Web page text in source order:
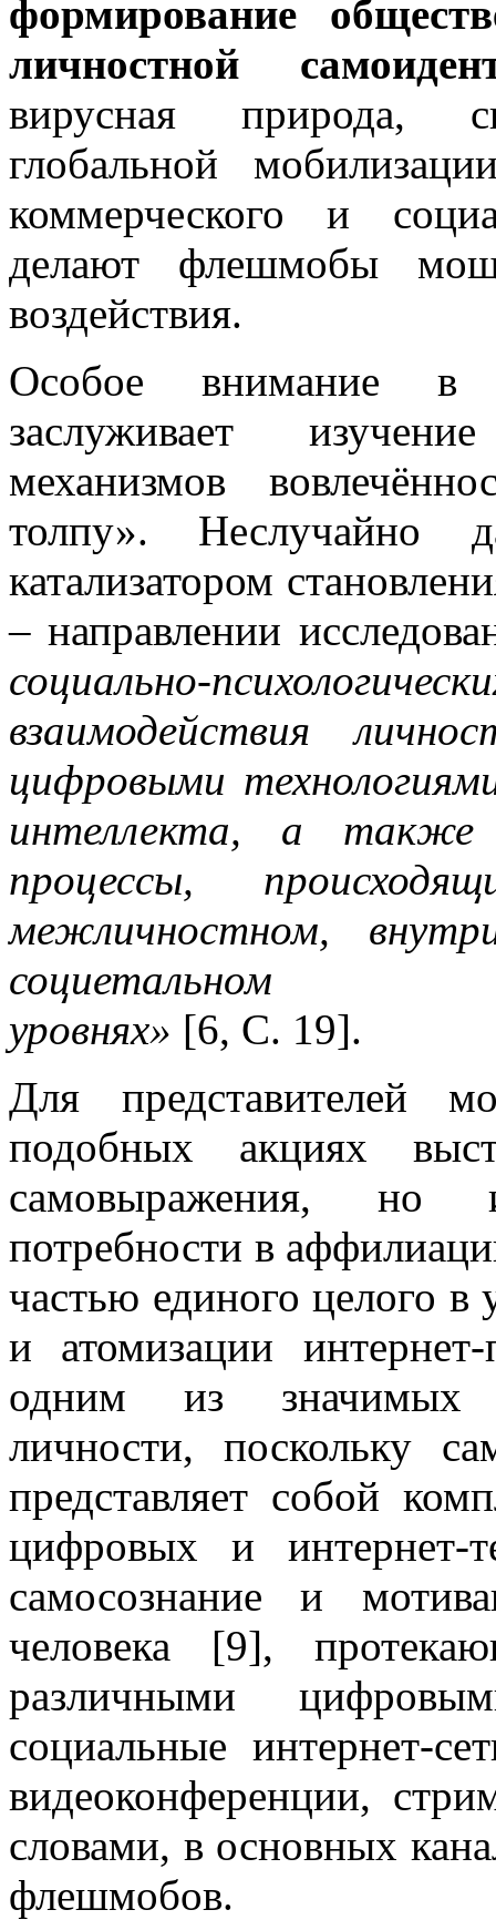
формирование
личностной
вирусная природа,
глобальной
коммерческого и
делают флешмобы
воздействия.
Особое внимание в
заслуживает
механизмов
толпу». Неслучайно
катализатором
– направлении
социально-
взаимодействия
цифровыми
интеллекта, а также
процессы,
межличностном,
социетальном
уровнях» [6, С. 19].
Для представителей
подобных акциях
самовыражения, но
потребности в
частью единого целого
и атомизации
одним из значимых
личности, поскольку
представляет собой
цифровых и интернет-
самосознание и
человека [9],
различными
социальные интернет-
видеоконференции,
словами, в основных
флешмобов.